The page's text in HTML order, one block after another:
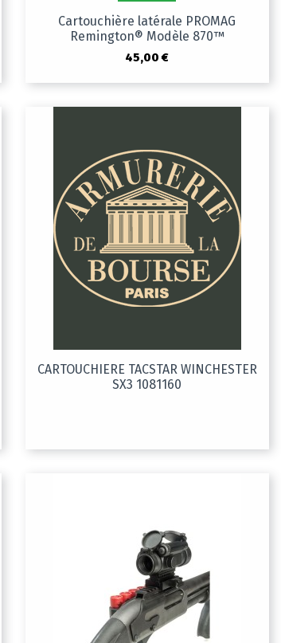
Cartouchière latérale PROMAG
Remington® Modèle 870™
45,00 €
CARTOUCHIERE TACSTAR WINCHESTER
SX3 1081160